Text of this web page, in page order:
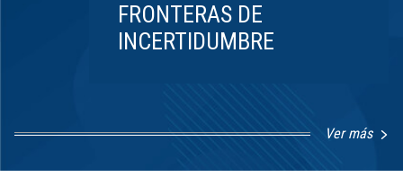
FRONTERAS DE
INCERTIDUMBRE
Ver más
1